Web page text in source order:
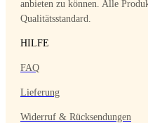
anbieten zu können. Alle
Qualitätsstandard.
HILFE
FAQ
Lieferung
Widerruf & Rücksendungen